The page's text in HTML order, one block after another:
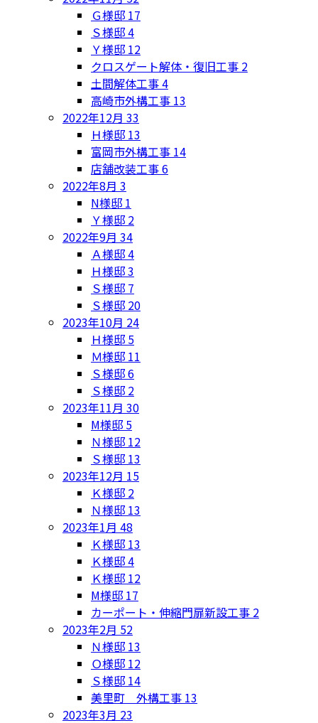
Ｇ様邸 17
Ｓ様邸4
Ｙ様邸 12
クロスゲート解体・復旧工事 2
土間解体工事4
高崎市外構工事 13
2022年12月 33
Ｈ様邸 13
富岡市外構工事 14
店舗改装工事6
2022年8月 3
N様邸 1
Ｙ様邸 2
2022年9月 34
Ａ様邸4
Ｈ様邸3
Ｓ様邸 7
Ｓ様邸 20
2023年10月 24
Ｈ様邸 5
Ｍ様邸 11
Ｓ様邸6
Ｓ様邸 2
2023年11月 30
M様邸 5
Ｎ様邸 12
Ｓ様邸 13
2023年12月 15
Ｋ様邸 2
Ｎ様邸 13
2023年1月 48
Ｋ様邸 13
Ｋ様邸4
Ｋ様邸 12
M様邸 17
カーポート・伸縮門扉新設工事 2
2023年2月 52
Ｎ様邸 13
Ｏ様邸 12
Ｓ様邸 14
美里町 外構工事 13
2023年3月 23